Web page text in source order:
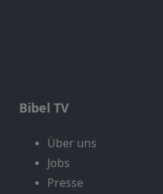
Bibel TV
Über uns
Jobs
Presse